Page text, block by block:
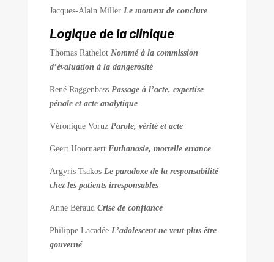
Jacques-Alain Miller Le moment de conclure
Logique de la clinique
Thomas Rathelot Nommé à la commission
d’évaluation à la dangerosité
René Raggenbass Passage à l’acte, expertise
pénale et acte analytique
Véronique Voruz Parole, vérité et acte
Geert Hoornaert Euthanasie, mortelle errance
Argyris Tsakos Le paradoxe de la responsabilité
chez les patients irresponsables
Anne Béraud Crise de confiance
Philippe Lacadée L’adolescent ne veut plus être
gouverné